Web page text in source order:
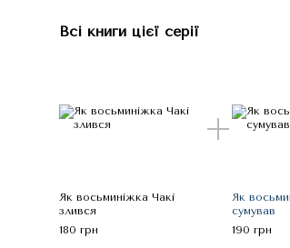
Всі книги цієї серії
Як восьминіжка Чакі
злився
180 грн
Як
сумував
190 грн